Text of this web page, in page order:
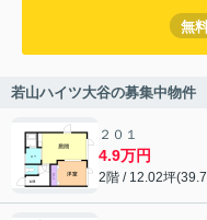
無
若山ハイツ大谷の募集中物件
２０１
4.9万円
2階 / 12.02坪